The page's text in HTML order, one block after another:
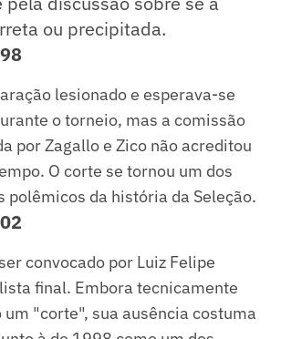
ou precipitada.
lesionado e esperava-se
o torneio, mas a comissão
por Zagallo e Zico não acreditou
O corte se tornou um dos
polêmicos da história da Seleção.
convocado por Luiz Felipe
final. Embora tecnicamente
um "corte", sua ausência costuma